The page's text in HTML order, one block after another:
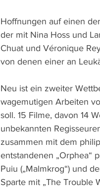
Hoffnungen auf einen
der mit Nina Hoss und
Chuat und Véronique
von denen einer an
Neu ist ein zweiter
wagemutigen Arbeiten
soll. 15 Filme, davon 14
unbekannten
zusammen mit dem
entstandenen „Orphea“
Puiu („Malmkrog“) und
Sparte mit „The Trouble